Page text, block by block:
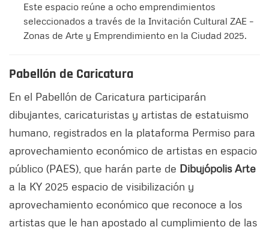
Este espacio reúne a ocho emprendimientos
seleccionados a través de la Invitación Cultural ZAE –
Zonas de Arte y Emprendimiento en la Ciudad 2025.
Pabellón de Caricatura
En el Pabellón de Caricatura participarán
dibujantes, caricaturistas y artistas de estatuismo
humano, registrados en la plataforma Permiso para
aprovechamiento económico de artistas en espacio
público (PAES), que harán parte de Dibujópolis Arte
a la KY 2025 espacio de visibilización y
aprovechamiento económico que reconoce a los
artistas que le han apostado al cumplimiento de las